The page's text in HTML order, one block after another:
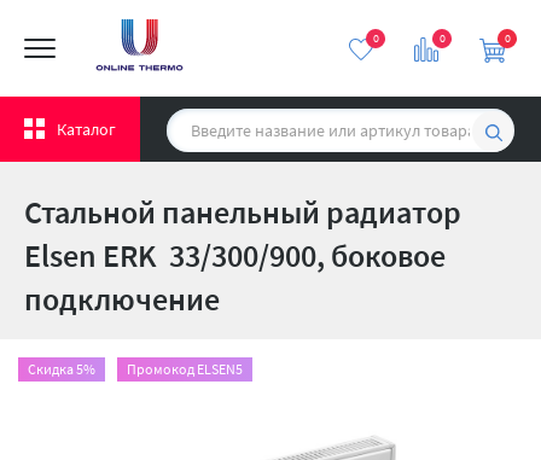
0 0
Каталог
0
Стальной панельный радиатор
Elsen ERK 33/300/900, боковое
подключение
Скидка 5% Промокод ELSEN5